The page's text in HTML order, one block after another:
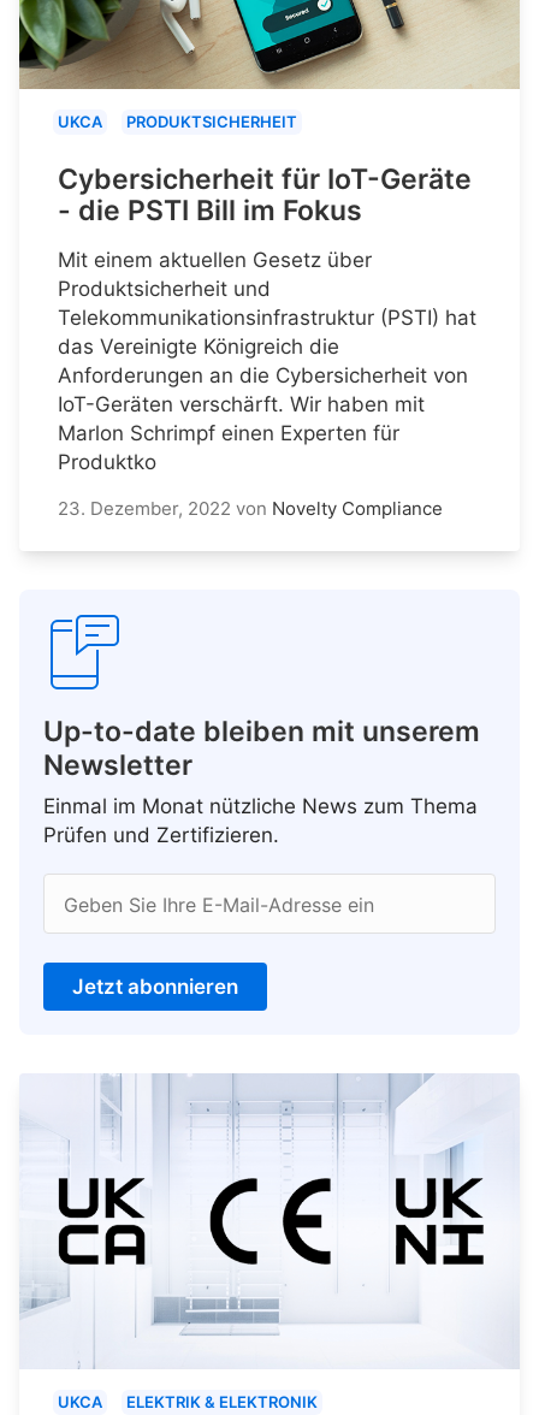
UKCA PRODUKTSICHERHEIT
Cybersicherheit für IoT-Geräte
- die PSTI Bill im Fokus
Mit einem aktuellen Gesetz über
Produktsicherheit und
Telekommunikationsinfrastruktur (PSTI) hat
das Vereinigte Königreich die
Anforderungen an die Cybersicherheit von
IoT-Geräten verschärft. Wir haben mit
Marlon Schrimpf einen Experten für
Produktko
23. Dezember, 2022 von Novelty Compliance
Up-to-date bleiben mit unserem
Newsletter
Einmal im Monat nützliche News zum Thema
Prüfen und Zertifizieren.
Geben Sie Ihre E-Mail-Adresse ein
Jetzt abonnieren
UKCA ELEKTRIK & ELEKTRONIK